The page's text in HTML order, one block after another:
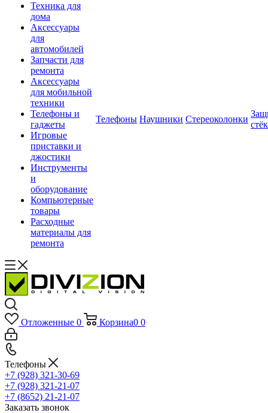
Техника для
дома
Аксессуары
для
автомобилей
Запчасти для
ремонта
Аксессуары
для мобильной
техники
Телефоны и
гаджеты
Игровые
приставки и
джостики
Инструменты
и
оборудование
Компьютерные
товары
Расходные
материалы для
ремонта
Телефоны Наушники Стереоколонки
Отложенные 0 Корзина0 0
Телефоны
+7 (928) 321-30-69
+7 (928) 321-21-07
+7 (8652) 21-21-07
Заказать звонок